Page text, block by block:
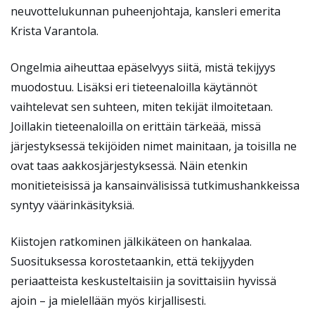
neuvottelukunnan puheenjohtaja, kansleri emerita
Krista Varantola.
Ongelmia aiheuttaa epäselvyys siitä, mistä tekijyys
muodostuu. Lisäksi eri tieteenaloilla käytännöt
vaihtelevat sen suhteen, miten tekijät ilmoitetaan.
Joillakin tieteenaloilla on erittäin tärkeää, missä
järjestyksessä tekijöiden nimet mainitaan, ja toisilla ne
ovat taas aakkosjärjestyksessä. Näin etenkin
monitieteisissä ja kansainvälisissä tutkimushankkeissa
syntyy väärinkäsityksiä.
Kiistojen ratkominen jälkikäteen on hankalaa.
Suosituksessa korostetaankin, että tekijyyden
periaatteista keskusteltaisiin ja sovittaisiin hyvissä
ajoin – ja mielellään myös kirjallisesti.